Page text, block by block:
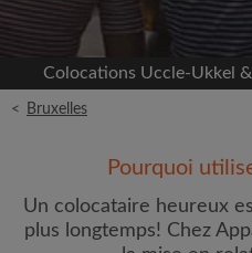
Loyer max par mois (€)
Colocations Uccle-Ukkel
< Bruxelles
Pourquoi
Un colocataire heureux
plus longtemps! Chez